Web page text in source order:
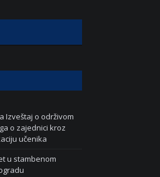
Izveštaj o održivom
o zajednici kroz
učenika
u stambenom